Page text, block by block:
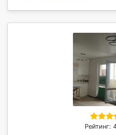
Рейтинг: